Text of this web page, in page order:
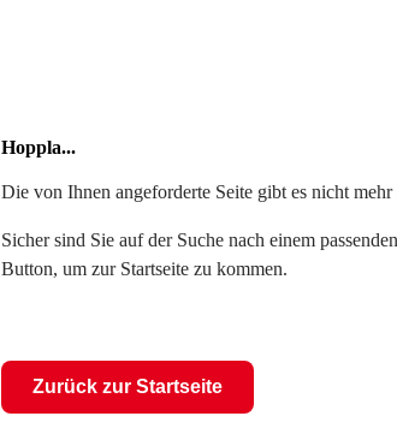
Hoppla...
Die von Ihnen angeforderte Seite gibt es nicht mehr
Sicher sind Sie auf der Suche nach einem
Button, um zur Startseite zu kommen.
Zurück zur Startseite